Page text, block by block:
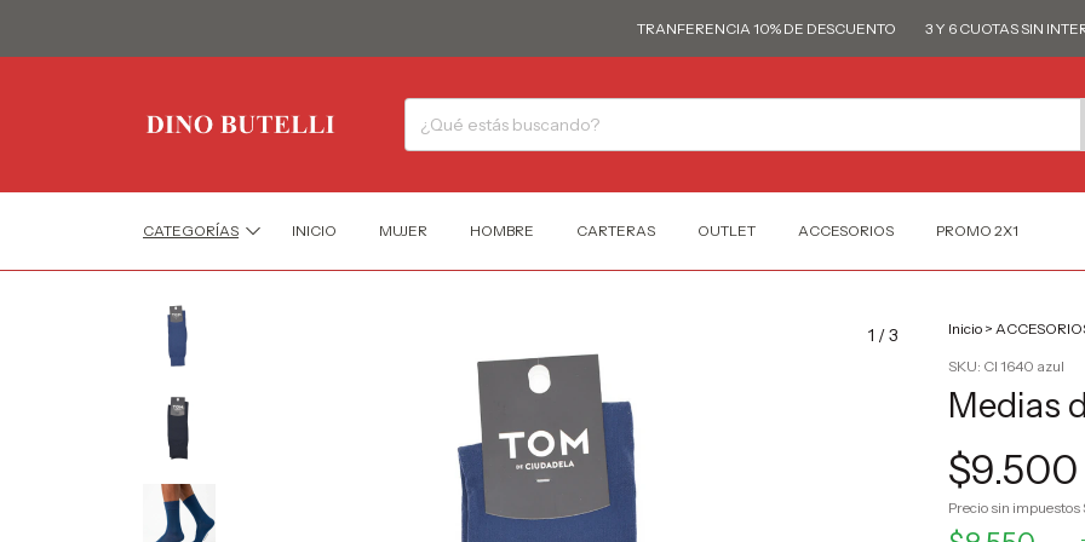
TRANFERENCIA 10% DE DESCUENTO 3 Y 6 CUOTAS SIN INTERÉS
CATEGORÍAS INICIO MUJER HOMBRE CARTERAS OUTLET ACCESORIOS PROMO 2X1
1 /3 Inicio >
SKU: CI 1640 azul
Medias
$9.500
Precio sin impuestos